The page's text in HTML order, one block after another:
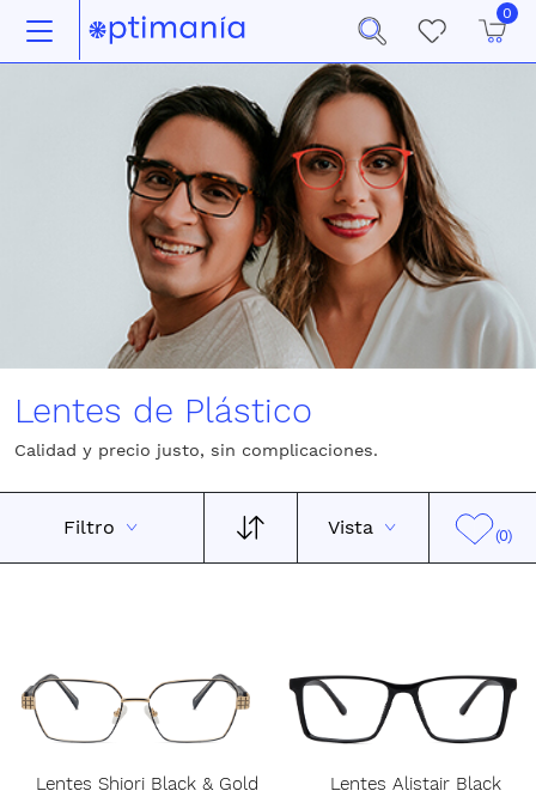
0
Lentes de Plástico
Calidad y precio justo, sin complicaciones.
Filtro Vista (0)
Lentes Shiori Black & Gold
Lentes Alistair Black